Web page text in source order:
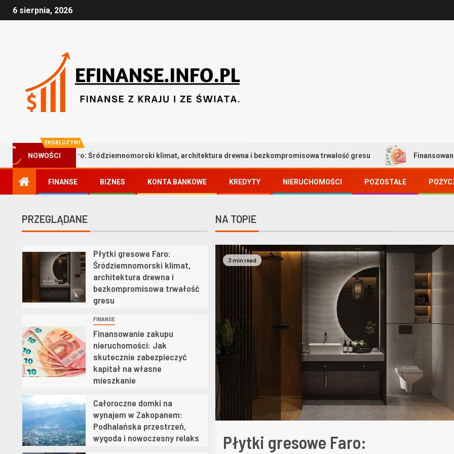
6 sierpnia, 2026
EKSKLUZYWNE
NOWOŚCI
Faro: Śródziemnomorski klimat, architektura drewna i bezkompromisowa trwałość gresu Finansowanie zakupu
FINANSE BIZNES KONTA BANKOWE KREDYTY NIERUCHOMOŚCI POZOSTAŁE
PRZEGLĄDANE
Płytki gresowe Faro:
Śródziemnomorski klimat,
architektura drewna i
bezkompromisowa trwałość
gresu
2
FINANSE
Finansowanie zakupu
nieruchomości: Jak
skutecznie zabezpieczyć
kapitał na własne
mieszkanie
3
Całoroczne domki na
wynajem w Zakopanem:
Podhalańska przestrzeń,
wygoda i nowoczesny relaks
NA TOPIE
3 min read
Płytki gresowe Faro: